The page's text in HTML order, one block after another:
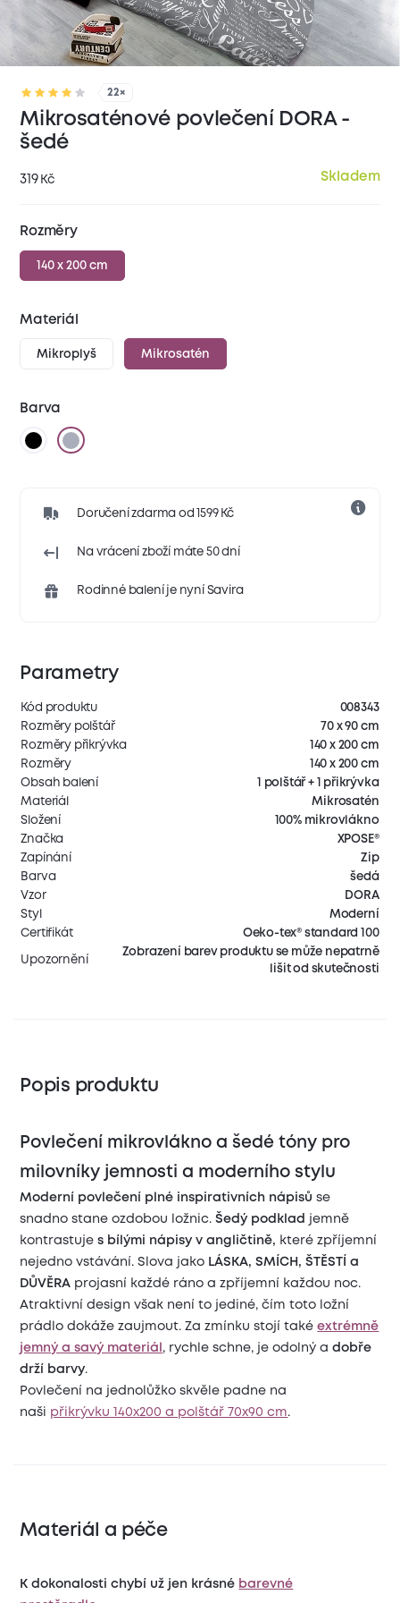
22×
Mikrosaténové povlečení DORA -
šedé
319 Kč Skladem
Rozměry
140 x 200 cm
Materiál
Mikroplyš Mikrosatén
Barva
Doručení zdarma od 1599 Kč
Na vrácení zboží máte 50 dní
Rodinné balení je nyní Savira
Parametry
Kód produktu
008343
Rozměry polštář
70 x 90 cm
Rozměry přikrývka
140 x 200 cm
Rozměry
140 x 200 cm
Obsah balení
1 polštář + 1 přikrývka
Materiál
Mikrosatén
Složení
100% mikrovlákno
Značka
XPOSE®
Zapínání
Zip
Barva
šedá
Vzor
DORA
Styl
Moderní
Certifikát
Oeko-tex® standard 100
Upozornění
Zobrazení barev produktu se může nepatrně
lišit od skutečnosti
Popis produktu
Povlečení mikrovlákno a šedé tóny pro
milovníky jemnosti a moderního stylu
Moderní povlečení plné inspirativních nápisů se
snadno stane ozdobou ložnic.Šedý podklad
jemně
kontrastujes bílými nápisy v angličtině, které zpříjemní
nejedno vstávání. Slova jako LÁSKA, SMÍCH, ŠTĚSTÍ a
DŮVĚRA projasní každé ráno a zpříjemní každou noc.
Atraktivní design však není to jediné, čím toto ložní
prádlo dokáže zaujmout. Za zmínku stojí takéextrémně
jemný a savý materiál , rychle schne, je odolný adobře
drží barvy.
Povlečení na jednolůžko skvěle padne na
naši
přikrývku 140x200 a polštář 70x90 cm.
Materiál a péče
K dokonalosti chybí už jen krásné barevné